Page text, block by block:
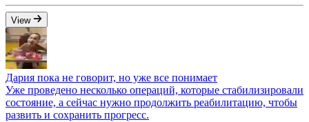
View
Дария пока не говорит, но уже все понимает
Уже проведено несколько операций, которые стабилизировали
состояние, а сейчас нужно продолжить реабилитацию, чтобы
развить и сохранить прогресс.